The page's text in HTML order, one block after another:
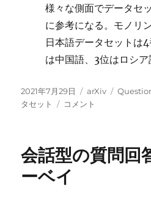
様々な側面でデータセ
に参考になる。モノリ
日本語データセットは
は中国語、3位はロシア
投
稿
2021年7月29日
カ
テ
arXiv
タ
タセット
Question
タ
セ
コメント
会話型の質問回
ーベイ